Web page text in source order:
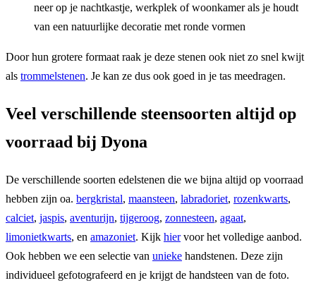
neer op je nachtkastje, werkplek of woonkamer als je houdt
van een natuurlijke decoratie met ronde vormen
Door hun grotere formaat raak je deze stenen ook niet zo snel kwijt
als trommelstenen. Je kan ze dus ook goed in je tas meedragen.
Veel verschillende steensoorten altijd op
voorraad bij Dyona
De verschillende soorten edelstenen die we bijna altijd op voorraad
hebben zijn oa. bergkristal, maansteen, labradoriet, rozenkwarts,
calciet, jaspis, aventurijn, tijgeroog, zonnesteen, agaat,
limonietkwarts, en amazoniet. Kijk hiervoor het volledige aanbod.
Ook hebben we een selectie van unieke handstenen. Deze zijn
individueel gefotografeerd en je krijgt de handsteen van de foto.